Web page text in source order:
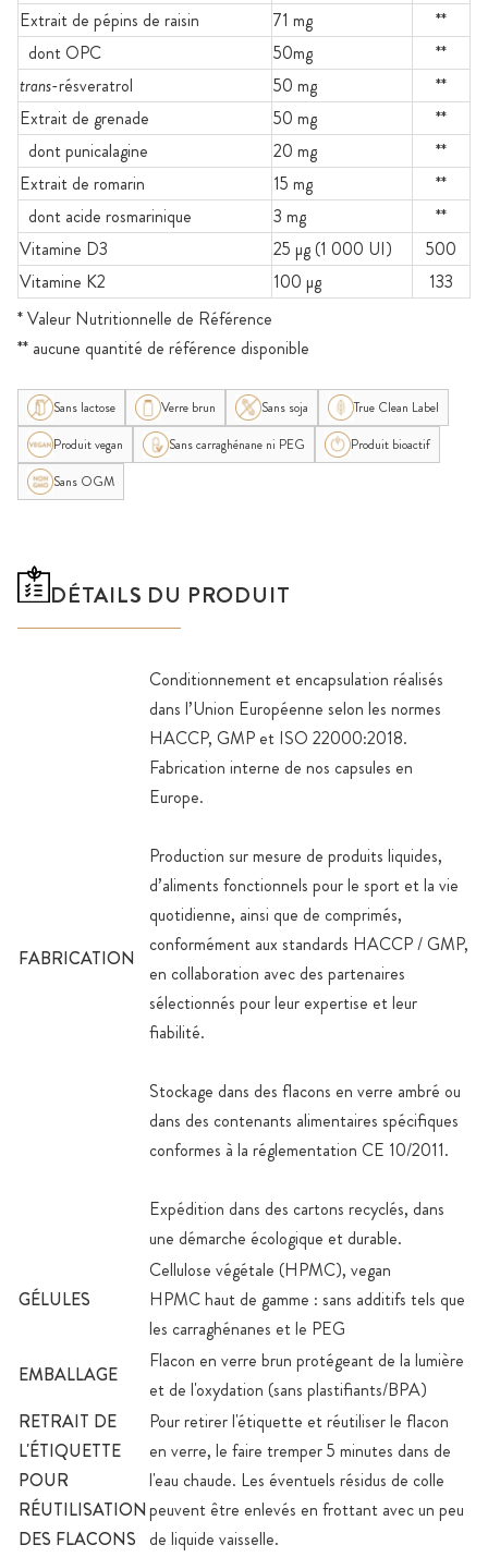
Extrait de pépins de raisin
71 mg
**
dont OPC
50mg
**
trans-résveratrol 50 mg
**
Extrait de grenade
50 mg
**
dont punicalagine
20 mg
**
Extrait de romarin
15 mg
**
dont acide rosmarinique
3 mg
**
Vitamine D3
25 µg (1 000 UI)
500
Vitamine K2
100 µg
133
* Valeur Nutritionnelle de Référence
** aucune quantité de référence disponible
Sans lactose Verre brun Sans soja
True Clean Label
Produit vegan
Sans carraghénane ni PEG
Produit bioactif
Sans OGM
DÉTAILS DU PRODUIT
FABRICATION
Conditionnement et encapsulation réalisés
dans l’Union Européenne selon les normes
HACCP, GMP et ISO 22000:2018.
Fabrication interne de nos capsules en
Europe.
Production sur mesure de produits liquides,
d’aliments fonctionnels pour le sport et la vie
quotidienne, ainsi que de comprimés,
conformément aux standards HACCP / GMP,
en collaboration avec des partenaires
sélectionnés pour leur expertise et leur
fiabilité.
Stockage dans des flacons en verre ambré ou
dans des contenants alimentaires spécifiques
conformes à la réglementation CE 10/2011.
Expédition dans des cartons recyclés, dans
une démarche écologique et durable.
GÉLULES
Cellulose végétale (HPMC), vegan
HPMC haut de gamme : sans additifs tels que
les carraghénanes et le PEG
EMBALLAGE
Flacon en verre brun protégeant de la lumière
et de l'oxydation (sans plastifiants/BPA)
RETRAIT DE
L'ÉTIQUETTE
POUR
RÉUTILISATION
DES FLACONS
Pour retirer l'étiquette et réutiliser le flacon
en verre, le faire tremper 5 minutes dans de
l'eau chaude. Les éventuels résidus de colle
peuvent être enlevés en frottant avec un peu
de liquide vaisselle.